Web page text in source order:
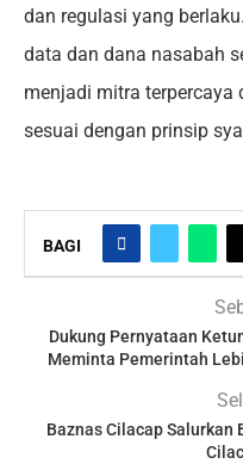
dan regulasi yang
data dan dana nasabah
menjadi mitra terpercaya
sesuai dengan prinsip
BAGI
Dukung Pernyataan
Meminta Pemerintah
Baznas Cilacap Salurkan